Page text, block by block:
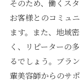
美容の
プ
北区東
パートタ
美容院で
そのため、働くス
お客様とのコミュ
ます。また、地域
く、リピーターの
るでしょう。ブラ
輩美容師からのサ